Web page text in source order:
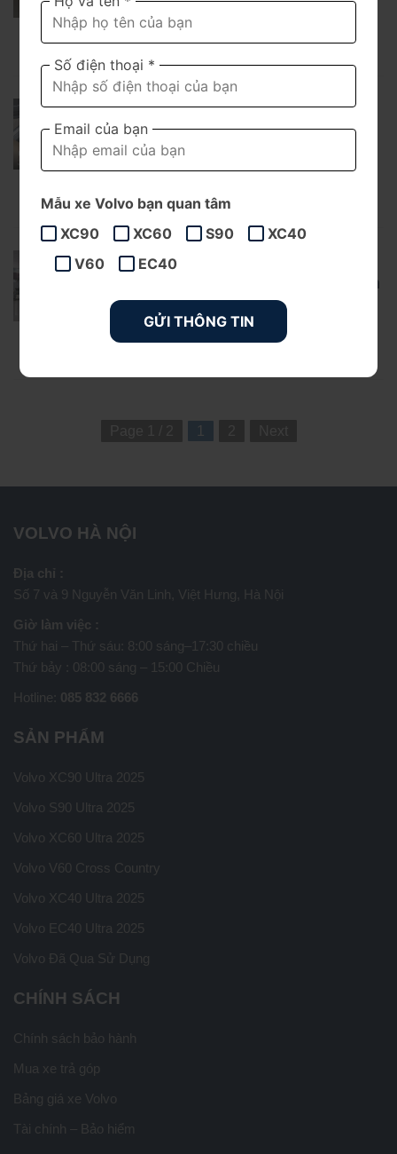
Đọc thêm...
Phụ Kiện Volvo XC60 | Phụ
kiện chính hãng Volvo nhập
khẩu Châu Âu
Bảo Dưỡng Xe Volvo | Volvo
Hà Nội – Xưởng Dịch Vụ Chính
Hãng Volvo Việt Nam
1
VOLVO HÀ NỘI
Địa chỉ :
Số 7 và 9 Nguyễn Văn Linh, Việt Hưng, Hà Nội
Giờ làm việc :
Thứ hai – Thứ sáu: 8:00 sáng–17:30 chiều
Thứ bảy : 08:00 sáng – 15:00 Chiều
Hotline: 085 832 6666
SẢN PHẨM
Volvo XC90 Ultra 2025
Volvo S90 Ultra 2025
Volvo XC60 Ultra 2025
Volvo V60 Cross Country
Volvo XC40 Ultra 2025
Volvo EC40 Ultra 2025
Volvo Đã Qua Sử Dụng
CHÍNH SÁCH
Chính sách bảo hành
Mua xe trả góp
Bảng giá xe Volvo
Tài chính – Bảo hiểm
Số điện thoại *
Email của bạn
Mẫu xe Volvo bạn quan tâm
XC90
XC60 S90
XC40
V60
EC40